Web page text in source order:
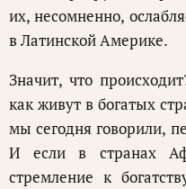
их, несомненно,
в Латинской Америке.
Значит, что
как живут в богатых
мы сегодня говорили,
И если в странах
стремление к